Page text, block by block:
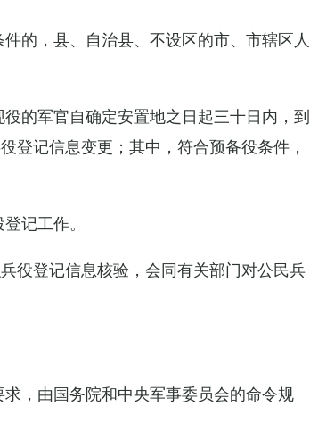
的，县、自治县、不设区的市、市辖区人
的军官自确定安置地之日起三十日内，到
登记信息变更；其中，符合预备役条件，
记工作。
役登记信息核验，会同有关部门对公民兵
，由国务院和中央军事委员会的命令规